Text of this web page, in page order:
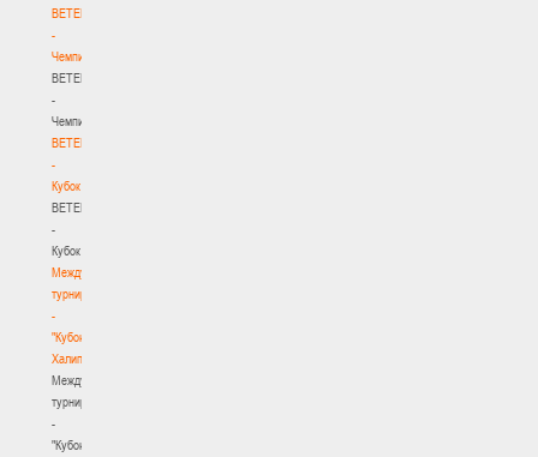
BETERA
-
Чемпионат
BETERA
-
Чемпионат
BETERA
-
Кубок
BETERA
-
Кубок
Международный
турнир
-
"Кубок
Халипского"
Международный
турнир
-
"Кубок